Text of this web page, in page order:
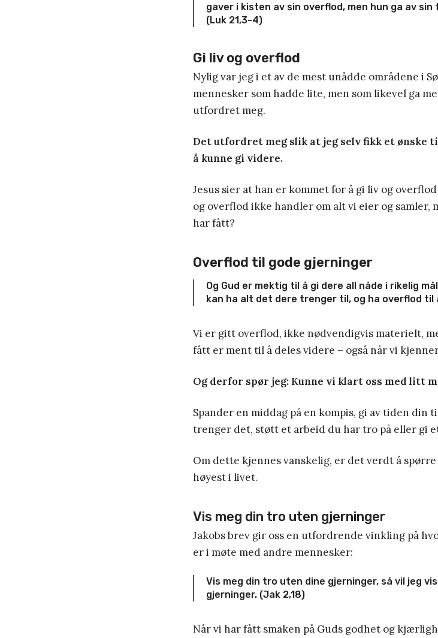
gaver i kisten av sin overflod, men hun ga av
(Luk 21,3-4)
Gi liv og overflod
Nylig var jeg i et av de mest unådde områdene i
mennesker som hadde lite, men som likevel ga
utfordret meg.
Det utfordret meg slik at jeg selv fikk et ønske
å kunne gi videre.
Jesus sier at han er kommet for å gi liv og
og overflod ikke handler om alt vi eier og samler,
har fått?
Overflod til gode gjerninger
Og Gud er mektig til å gi dere all nåde i rikelig
kan ha alt det dere trenger til, og ha overflod til
Vi er gitt overflod, ikke nødvendigvis materielt,
fått er ment til å deles videre – også når vi
Og derfor spør jeg: Kunne vi klart oss med litt
Spander en middag på en kompis, gi av tiden din
trenger det, støtt et arbeid du har tro på eller gi
Om dette kjennes vanskelig, er det verdt å
høyest i livet.
Vis meg din tro uten gjerninger
Jakobs brev gir oss en utfordrende vinkling på
er i møte med andre mennesker:
Vis meg din tro uten dine gjerninger, så vil jeg
gjerninger. (Jak 2,18)
Når vi har fått smaken på Guds godhet og